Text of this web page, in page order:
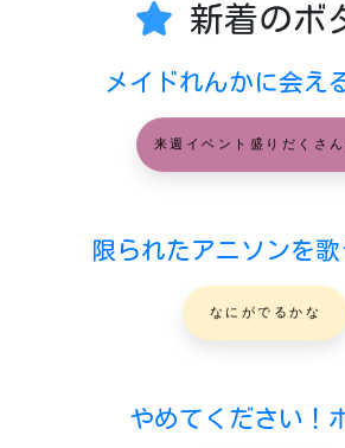
新着のボ
メイドれんかに会え
来週イベント盛りだくさん
限られたアニソンを
なにがでるかな
やめてください！